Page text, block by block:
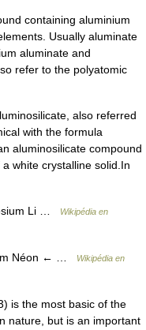
containing aluminium
Usually aluminate
aluminate and
refer to the polyatomic
also referred
with the formula
aluminosilicate compound
white crystalline solid.In
Li …
Wikipédia en
Néon ← …
Wikipédia en
is the most basic of the
nature, but is an important